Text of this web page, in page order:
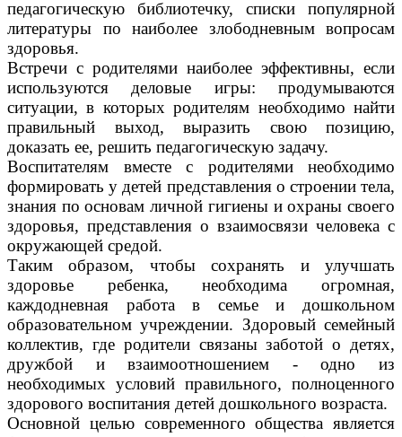
педагогическую библиотечку, списки популярной
литературы по наиболее злободневным вопросам
здоровья.
Встречи с родителями наиболее эффективны, если
используются деловые игры: продумываются
ситуации, в которых родителям необходимо найти
правильный выход, выразить свою позицию,
доказать ее, решить педагогическую задачу.
Воспитателям вместе с родителями необходимо
формировать у детей представления о строении тела,
знания по основам личной гигиены и охраны своего
здоровья, представления о взаимосвязи человека с
окружающей средой.
Таким образом, чтобы сохранять и улучшать
здоровье ребенка, необходима огромная,
каждодневная работа в семье и дошкольном
образовательном учреждении. Здоровый семейный
коллектив, где родители связаны заботой о детях,
дружбой и взаимоотношением - одно из
необходимых условий правильного, полноценного
здорового воспитания детей дошкольного возраста.
Основной целью современного общества является